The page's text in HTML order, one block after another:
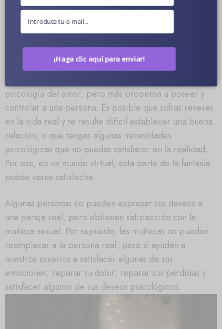
¿Por qué necesitamos una muñeca sexual?
De hecho, las muñecas sexuales son un sustituto y una
psicología del amor, pero más propensa a poseer y
controlar a una persona. Es posible que sufras reveses
en la vida real y te resulte difícil establecer una buena
relación, o que tengas algunas necesidades
psicológicas que no puedas satisfacer en la realidad.
Por eso, en un mundo virtual, esta parte de la fantasía
puede verse satisfecha.
Algunas personas no pueden expresar sus deseos a
una pareja real, pero obtienen satisfacción con la
muñeca sexual. Por supuesto, las muñecas no pueden
reemplazar a la persona real, pero sí ayudan a
nuestros usuarios a satisfacer algunas de sus
emociones, reparar su dolor, reparar sus pérdidas y
satisfacer algunos de sus deseos psicológicos.
¡Haga clic aquí para enviar!